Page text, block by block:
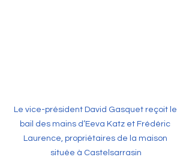
Le vice-président David Gasquet reçoit le
bail des mains d’Eeva Katz et Frédéric
Laurence, propriétaires de la maison
située à Castelsarrasin